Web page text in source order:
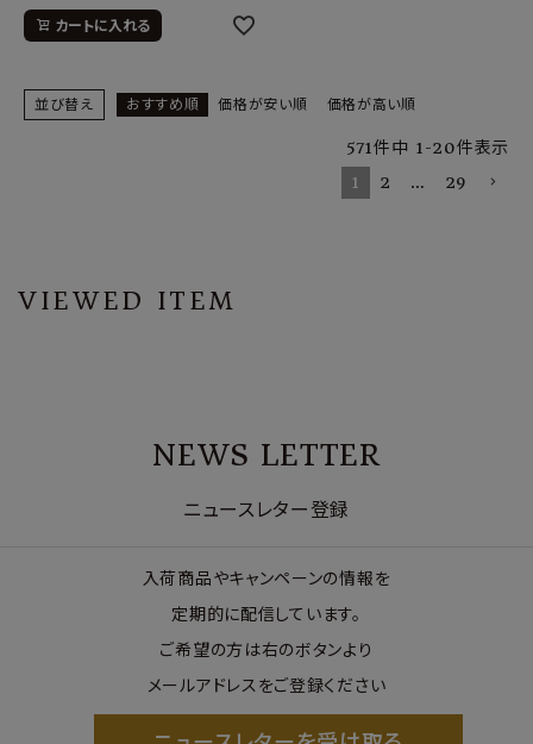
カートに入れる
並び替え おすすめ順 価格が安い順 価格が高い順
571件中 1 -20件表示
1
2 … 29
VIEWED ITEM
NEWS LETTER
ニュースレター登録
入荷商品やキャンペーンの情報を
定期的に配信しています。
ご希望の方は右のボタンより
メールアドレスをご登録ください